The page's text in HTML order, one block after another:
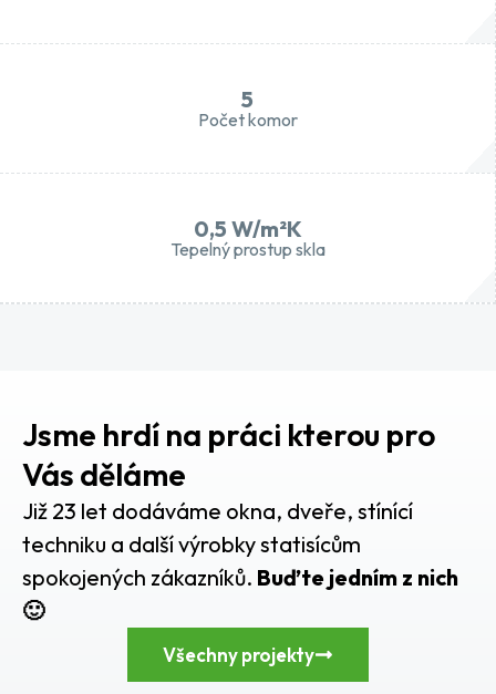
5
Počet komor
0,5 W/m²K
Tepelný prostup skla
Jsme hrdí na práci kterou pro
Vás děláme
Již 23 let dodáváme okna, dveře, stínící
techniku a další výrobky statisícům
spokojených zákazníků. Buďte jedním z nich
🙂
Všechny projekty